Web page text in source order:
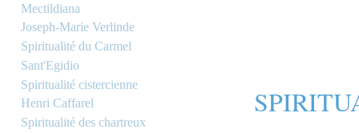
Mectildiana
Joseph-Marie Verlinde
Spiritualité du Carmel
Sant'Egidio
Spiritualité cistercienne
Henri Caffarel
Spiritualité des chartreux